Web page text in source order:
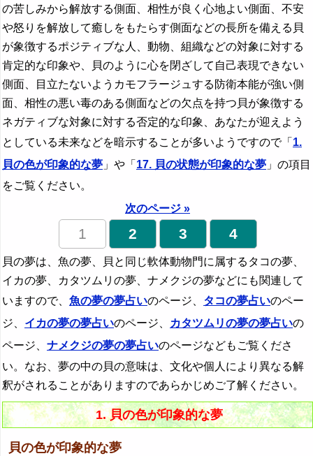
の苦しみから解放する側面、相性が良く心地よい側面、不安
や怒りを解放して癒しをもたらす側面などの長所を備える貝
が象徴するポジティブな人、動物、組織などの対象に対する
肯定的な印象や、貝のように心を閉ざして自己表現できない
側面、目立たないようカモフラージュする防衛本能が強い側
面、相性の悪い毒のある側面などの欠点を持つ貝が象徴する
ネガティブな対象に対する否定的な印象、あなたが迎えよう
としている未来などを暗示することが多いようですので「 1.
貝の色が印象的な夢 」や「 17. 貝の状態が印象的な夢 」の項目
をご覧ください。
次のページ »
1 2 3 4
貝の夢は、魚の夢、貝と同じ軟体動物門に属するタコの夢、
イカの夢、カタツムリの夢、ナメクジの夢などにも関連して
いますので、 魚の夢の夢占いのページ、 タコの夢占いのペー
ジ、 イカの夢の夢占いのページ、 カタツムリの夢の夢占いの
ページ、 ナメクジの夢の夢占いのページなどもご覧くださ
い。なお、夢の中の貝の意味は、文化や個人により異なる解
釈がされることがありますのであらかじめご了解ください。
1. 貝の色が印象的な夢
貝の色が印象的な夢